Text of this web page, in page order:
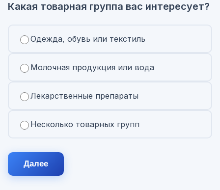
Какая товарная группа вас интересует?
Одежда, обувь или текстиль
Молочная продукция или вода
Лекарственные препараты
Несколько товарных групп
Далее